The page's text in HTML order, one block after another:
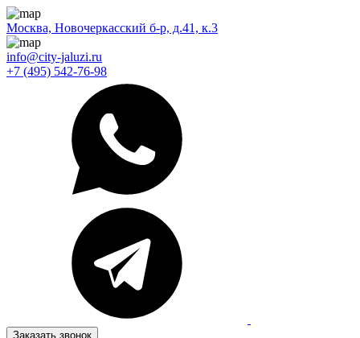
Москва, Новочеркасский б-р, д.41, к.3
info@city-jaluzi.ru
+7 (495) 542-76-98
Заказать звонок